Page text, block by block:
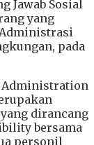
Jawab Sosial
yang
pada
Administration
dirancang
bersama
personil